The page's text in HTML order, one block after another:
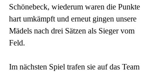
Schönebeck, wiederum waren die Punkte
hart umkämpft und erneut gingen unsere
Mädels nach drei Sätzen als Sieger vom
Feld.
Im nächsten Spiel trafen sie auf das Team